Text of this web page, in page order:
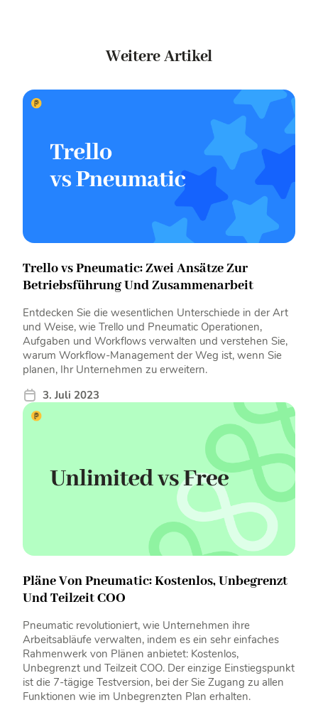
Weitere Artikel
Trello vs Pneumatic: Zwei Ansätze Zur
Betriebsführung Und Zusammenarbeit
Entdecken Sie die wesentlichen Unterschiede in der Art
und Weise, wie Trello und Pneumatic Operationen,
Aufgaben und Workflows verwalten und verstehen Sie,
warum Workflow-Management der Weg ist, wenn Sie
planen, Ihr Unternehmen zu erweitern.
3. Juli 2023
Pläne Von Pneumatic: Kostenlos, Unbegrenzt
Und Teilzeit COO
Pneumatic revolutioniert, wie Unternehmen ihre
Arbeitsabläufe verwalten, indem es ein sehr einfaches
Rahmenwerk von Plänen anbietet: Kostenlos,
Unbegrenzt und Teilzeit COO. Der einzige Einstiegspunkt
ist die 7-tägige Testversion, bei der Sie Zugang zu allen
Funktionen wie im Unbegrenzten Plan erhalten.